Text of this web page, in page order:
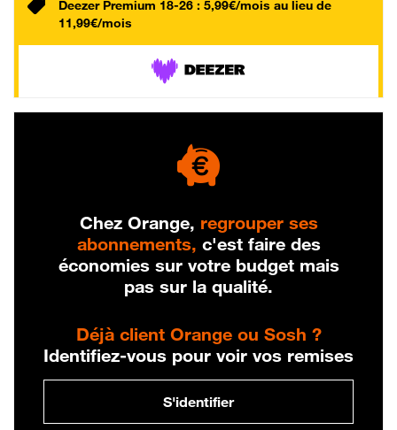
Deezer Premium 18-26 : 5,99€/mois au lieu de
11,99€/mois
Chez Orange, regrouper ses
abonnements, c'est faire des
économies sur votre budget mais
pas sur la qualité.
Déjà client Orange ou Sosh ?
Identifiez-vous pour voir vos remises
S'identifier